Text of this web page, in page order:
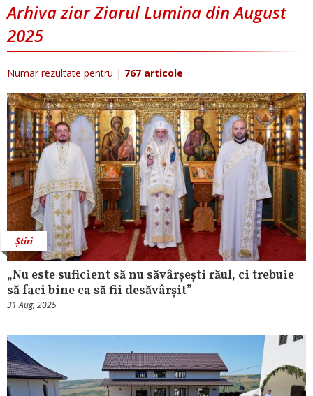
Arhiva ziar Ziarul Lumina din August
2025
Numar rezultate pentru | 767 articole
Știri
„Nu este suficient să nu săvârșești răul, ci trebuie
să faci bine ca să fii desăvârșit”
31 Aug, 2025